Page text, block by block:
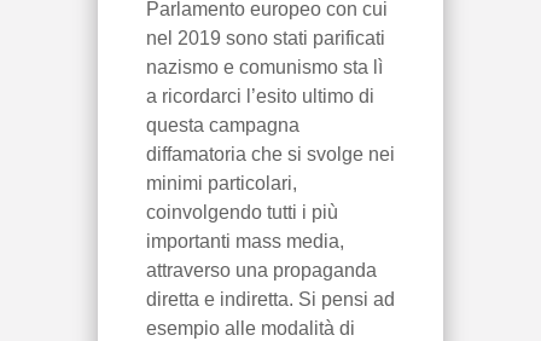
Parlamento europeo con cui
nel 2019 sono stati parificati
nazismo e comunismo sta lì
a ricordarci l’esito ultimo di
questa campagna
diffamatoria che si svolge nei
minimi particolari,
coinvolgendo tutti i più
importanti mass media,
attraverso una propaganda
diretta e indiretta. Si pensi ad
esempio alle modalità di